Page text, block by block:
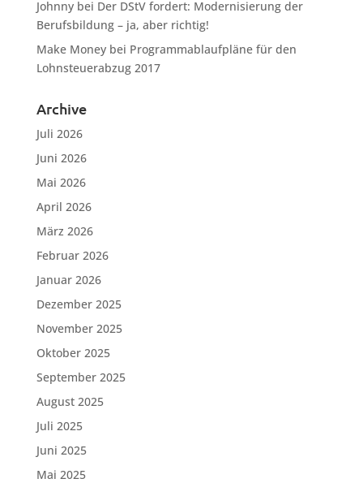
Johnnybei Der DStV fordert: Modernisierung der
Berufsbildung – ja, aber richtig!
Make Moneybei Programmablaufpläne für den
Lohnsteuerabzug 2017
Archive
Juli 2026
Juni 2026
Mai 2026
April 2026
März 2026
Februar 2026
Januar 2026
Dezember 2025
November 2025
Oktober 2025
September 2025
August 2025
Juli 2025
Juni 2025
Mai 2025